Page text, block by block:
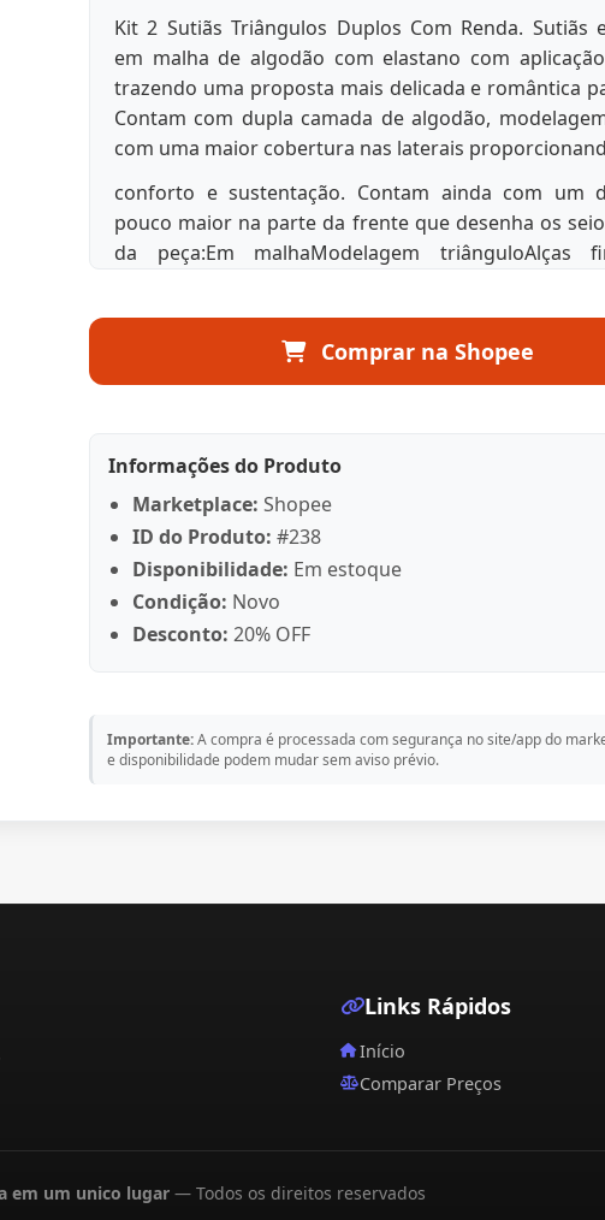
Kit 2 Sutiãs Triângulos Duplos Com Renda. Sutiãs
em malha de algodão com elastano com
trazendo uma proposta mais delicada e romântica
Contam com dupla camada de algodão,
com uma maior cobertura nas laterais
conforto e sustentação. Contam ainda com um
pouco maior na parte da frente que desenha os
da peça:Em malhaModelagem triânguloAlças
Comprar na Shopee
Informações do Produto
Marketplace: Shopee
ID do Produto: #238
Disponibilidade: Em estoque
Condição: Novo
Desconto: 20% OFF
Importante:A compra é processada com segurança no site/app do
e disponibilidade podem mudar sem aviso prévio.
Links Rápidos
Início
Comparar Preços
em um unico lugar — Todos os direitos reservados